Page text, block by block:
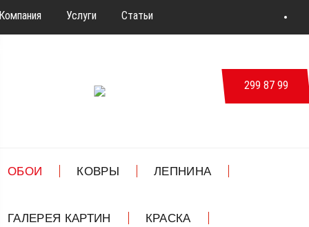
Услуги Статьи
299 87 99
ОБОИ КОВРЫ ЛЕПНИНА
ГАЛЕРЕЯ КАРТИН КРАСКА